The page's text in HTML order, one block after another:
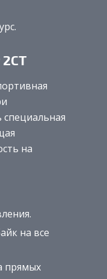
на
на все
прямых